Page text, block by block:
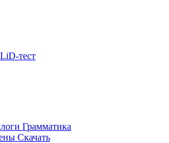
LiD-тест
Грамматика
Скачать